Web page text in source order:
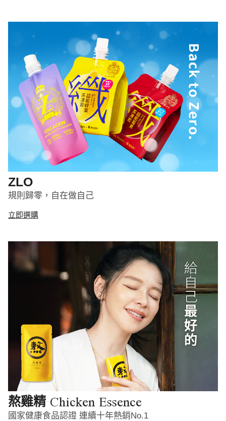
ZLO
規則歸零，自在做自己
立即選購
熬雞精 Chicken Essence
國家健康食品認證 連續十年熱銷No.1